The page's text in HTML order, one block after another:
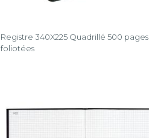
Registre 340X225 Quadrillé 500 pages
foliotées